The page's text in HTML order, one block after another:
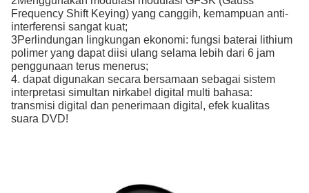
Frequency Shift Keying) yang canggih, kemampuan anti-
interferensi sangat kuat;
3Perlindungan lingkungan ekonomi: fungsi baterai lithium
polimer yang dapat diisi ulang selama lebih dari 6 jam
penggunaan terus menerus;
4. dapat digunakan secara bersamaan sebagai sistem
interpretasi simultan nirkabel digital multi bahasa:
transmisi digital dan penerimaan digital, efek kualitas
suara DVD!